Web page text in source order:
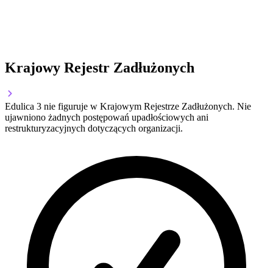
Krajowy Rejestr Zadłużonych
Edulica 3 nie figuruje w Krajowym Rejestrze Zadłużonych. Nie
ujawniono żadnych postępowań upadłościowych ani
restrukturyzacyjnych dotyczących organizacji.